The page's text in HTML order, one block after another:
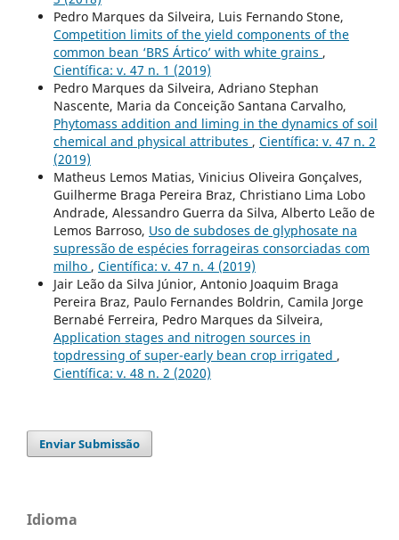
Pedro Marques da Silveira, Luis Fernando Stone,
Competition limits of the yield components of the
common bean ‘BRS Ártico’ with white grains ,
Científica: v. 47 n. 1 (2019)
Pedro Marques da Silveira, Adriano Stephan
Nascente, Maria da Conceição Santana Carvalho,
Phytomass addition and liming in the dynamics of soil
chemical and physical attributes , Científica: v. 47 n. 2
(2019)
Matheus Lemos Matias, Vinicius Oliveira Gonçalves,
Guilherme Braga Pereira Braz, Christiano Lima Lobo
Andrade, Alessandro Guerra da Silva, Alberto Leão de
Lemos Barroso, Uso de subdoses de glyphosate na
supressão de espécies forrageiras consorciadas com
milho , Científica: v. 47 n. 4 (2019)
Jair Leão da Silva Júnior, Antonio Joaquim Braga
Pereira Braz, Paulo Fernandes Boldrin, Camila Jorge
Bernabé Ferreira, Pedro Marques da Silveira,
Application stages and nitrogen sources in
topdressing of super-early bean crop irrigated ,
Científica: v. 48 n. 2 (2020)
Enviar Submissão
Idioma